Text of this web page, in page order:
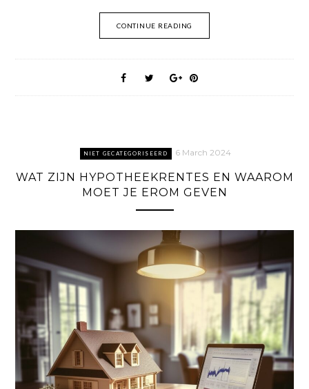
CONTINUE READING
NIET GECATEGORISEERD 6 March 2024
WAT ZIJN HYPOTHEEKRENTES EN WAAROM
MOET JE EROM GEVEN